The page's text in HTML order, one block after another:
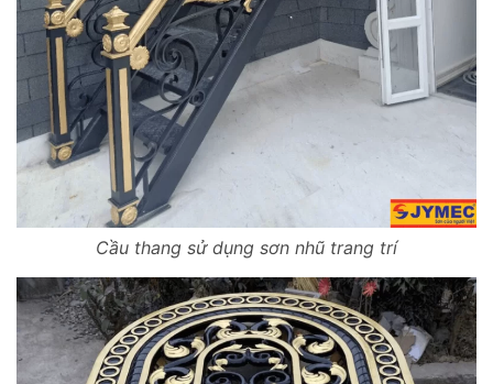
Cầu thang sử dụng sơn nhũ trang trí